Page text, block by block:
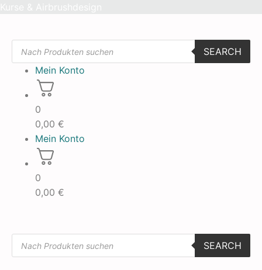
Products
search
SEARCH
Mein Konto
0
0,00 €
Mein Konto
0
0,00 €
Products
search
SEARCH